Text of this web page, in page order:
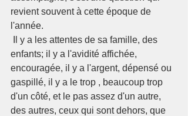
revient souvent à cette époque de
l'année.
enfants; il y a l'avidité affichée,
encouragée, il y a l'argent, dépensé ou
gaspillé, il y a le trop , beaucoup trop
d'un côté, et le pas assez d'un autre,
des autres, ceux qui sont dehors, que